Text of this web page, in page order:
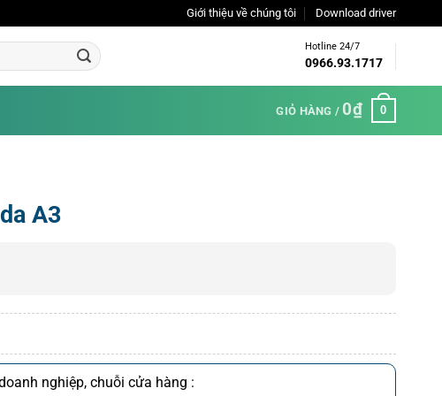
Giới thiệu về chúng tôi Download driver
Hotline 24/7
0966.93.1717
GIỎ HÀNG / 0₫ 0
A3
nghiệp, chuỗi cửa hàng :